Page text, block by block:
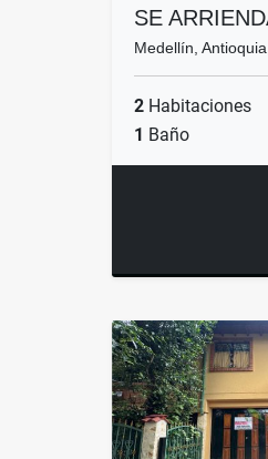
SE
Medellín,
2 Habitaciones
1 Baño